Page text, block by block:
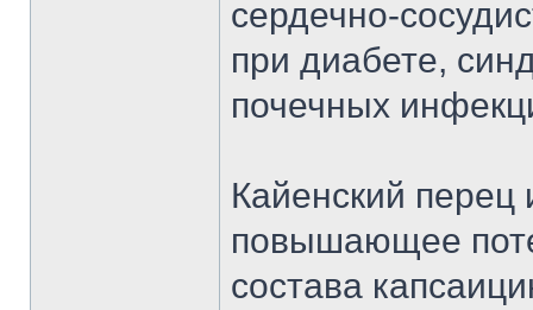
сердечно-
при диабете,
почечных
Кайенский перец
повышающее
состава